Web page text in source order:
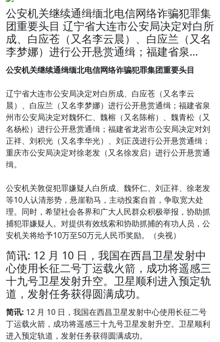
公安机关继续通缉缅北电信网络诈骗犯罪集
团重要头目 辽宁省大连市公安局决定对白所
成、白应苍（又名李云晨）、白应兰（又名
李梦娜）进行公开悬赏通缉；福建省泉…
公安机关继续通缉缅北电信网络诈骗犯罪集团重要头目
辽宁省大连市公安局决定对白所成、白应苍（又名李云
晨）、白应兰（又名李梦娜）进行公开悬赏通缉；福建省泉
州市公安局决定对魏怀仁、魏榕（又名陈榕）、魏青松（又
名杨松）进行公开悬赏通缉；福建省龙岩市公安局决定对刘
正祥、刘积光（又名李华光）、刘正茂进行公开悬赏通缉；
重庆市公安局决定对徐老发（又名徐发启）进行公开悬赏通
缉。
公安机关敦促犯罪嫌疑人白所成、魏怀仁、刘正祥、徐老发
等10人认清形势，悬崖勒马，主动投案自首，争取宽大处
理。同时，希望社会各界和广大人民群众积极举报，协助抓
捕犯罪嫌疑人。对提供有效线索和协助抓捕的有功人员，公
安机关将给予10万至50万元人民币奖励。（央视）
简讯: 12 月 10 日，我国在西昌卫星发射中
心使用长征二号丁运载火箭，成功将遥感三
十九号卫星发射升空。卫星顺利进入预定轨
道，发射任务获得圆满成功。
简讯: 12 月 10 日，我国在西昌卫星发射中心使用长征二号
丁运载火箭，成功将遥感三十九号卫星发射升空。卫星顺利
进入预定轨道，发射任务获得圆满成功。